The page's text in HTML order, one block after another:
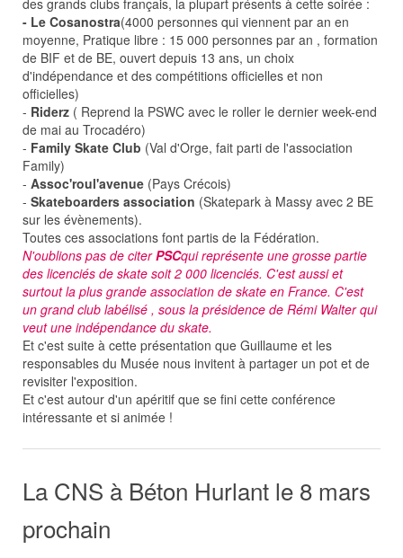
des grands clubs français, la plupart présents à cette soirée :
- Le Cosanostra(4000 personnes qui viennent par an en
moyenne, Pratique libre : 15 000 personnes par an , formation
de BIF et de BE, ouvert depuis 13 ans, un choix
d'indépendance et des compétitions officielles et non
officielles)
- Riderz ( Reprend la PSWC avec le roller le dernier week-end
de mai au Trocadéro)
- Family Skate Club (Val d'Orge, fait parti de l'association
Family)
- Assoc'roul'avenue (Pays Crécois)
- Skateboarders association (Skatepark à Massy avec 2 BE
sur les évènements).
Toutes ces associations font partis de la Fédération.
N'oublions pas de citerPSCqui représente une grosse partie
des licenciés de skate soit 2 000 licenciés. C'est aussi et
surtout la plus grande association de skate en France. C'est
un grand club labélisé , sous la présidence de Rémi Walter qui
veut une indépendance du skate.
Et c'est suite à cette présentation que Guillaume et les
responsables du Musée nous invitent à partager un pot et de
revisiter l'exposition.
Et c'est autour d'un apéritif que se fini cette conférence
intéressante et si animée !
La CNS à Béton Hurlant le 8 mars
prochain